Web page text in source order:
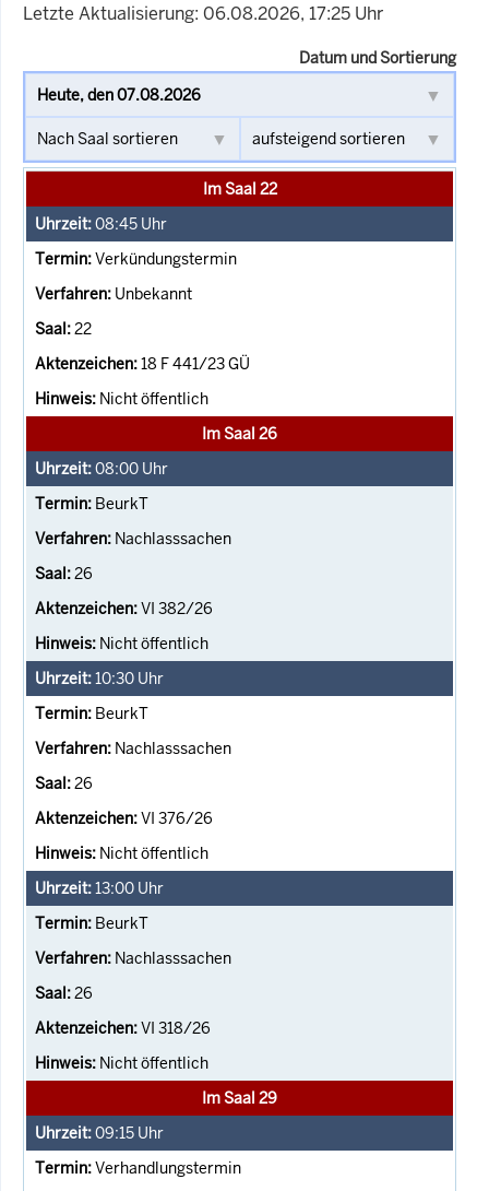
Letzte Aktualisierung: 06.08.2026, 17:25 Uhr
Datum und Sortierung
Im Saal 22
08:45 Uhr
Verkündungstermin
Unbekannt
22
18 F 441/23 GÜ
Nicht öffentlich
Im Saal 26
08:00 Uhr
BeurkT
Nachlasssachen
26
VI 382/26
Nicht öffentlich
10:30 Uhr
BeurkT
Nachlasssachen
26
VI 376/26
Nicht öffentlich
13:00 Uhr
BeurkT
Nachlasssachen
26
VI 318/26
Nicht öffentlich
Im Saal 29
09:15 Uhr
Verhandlungstermin